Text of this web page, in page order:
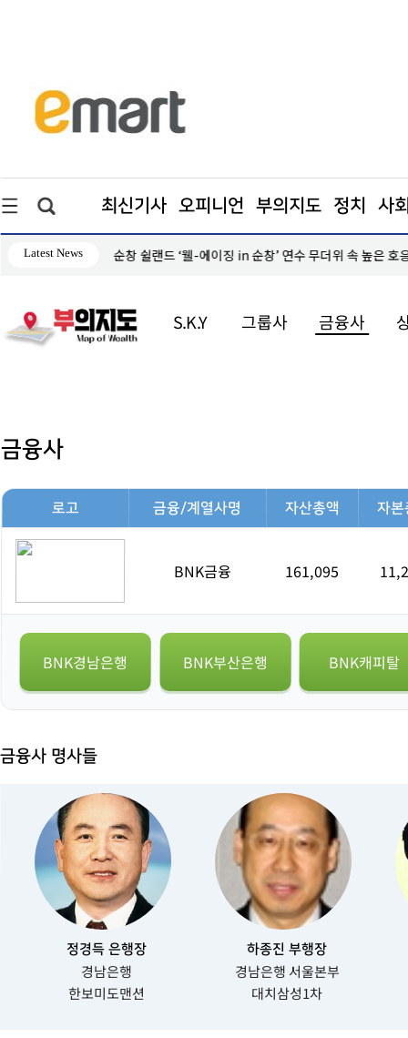
최신기사 오피니언 부의지도 정치 사
Latest News
표차 '초박빙' 순창 쉴랜드 ‘웰-에이징 in 순창’ 연수 무더위 속 높은 호
S.K.Y 그룹사 금융사
금융사
로고 금융/계열사명 자산총액 자본
BNK금융 161,095
BNK경남은행 BNK부산은행 BNK캐피탈
금융사 명사들
정경득 은행장
경남은행
한보미도맨션
하종진 부행장
경남은행 서울본부
대치삼성1차